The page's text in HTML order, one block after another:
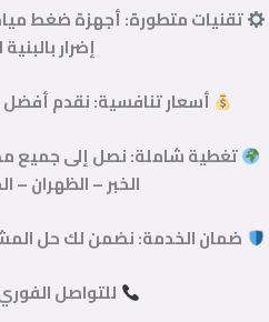
تقنيات متطورة: أجهزة ضغط
إضرار
أسعار تنافسية: نقدم
تغطية شاملة: نصل إلى جميع
الخبر – الظهران –
ضمان الخدمة: نضمن لك حل
للتواصل